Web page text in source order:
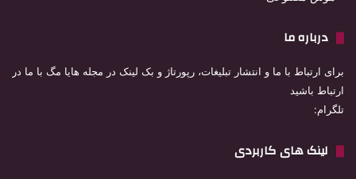
درباره ما
برای ارتباط با ما و انتشار تبلیغات، رپورتاژ و بک لینک در مجله هایا مگ با ما در
ارتباط باشید
تلگرام:
لینک های کاربردی